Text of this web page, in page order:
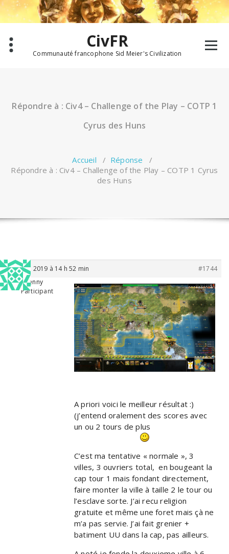
Aller
contenu
CivFR
Communauté francophone Sid Meier's Civilization
Répondre à : Civ4 – Challenge of the Play – COTP 1
Cyrus des Huns
Accueil / Réponse /
Répondre à : Civ4 – Challenge of the Play – COTP 1 Cyrus
des Huns
15 juin 2019 à 14 h 52 min
#1744
Penny
Participant
A priori voici le meilleur résultat :)
(j’entend oralement des scores avec
un ou 2 tours de plus
C’est ma tentative « normale », 3
villes, 3 ouvriers total, en bougeant la
cap tour 1 mais fondant directement,
faire monter la ville à taille 2 le tour ou
l’esclave sorte. J’ai recu religion
gratuite et même une foret mais çà ne
m’a pas servie. J’ai fait grenier +
batiment UU dans la cap, pas ailleurs.